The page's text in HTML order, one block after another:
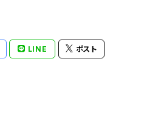
LINE ポスト